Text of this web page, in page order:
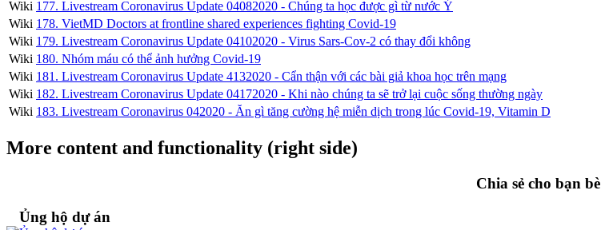
Wiki 177. Livestream Coronavirus Update 04082020 - Chúng ta học được gì từ nước Ý
Wiki 178. VietMD Doctors at frontline shared experiences fighting Covid-19
Wiki 179. Livestream Coronavirus Update 04102020 - Virus Sars-Cov-2 có thay đổi không
Wiki 180. Nhóm máu có thể ảnh hưởng Covid-19
Wiki 181. Livestream Coronavirus Update 4132020 - Cẩn thận với các bài giả khoa học trên mạng
Wiki 182. Livestream Coronavirus Update 04172020 - Khi nào chúng ta sẽ trở lại cuộc sống thường ngày
Wiki 183. Livestream Coronavirus 042020 - Ăn gì tăng cường hệ miễn dịch trong lúc Covid-19, Vitamin D
More content and functionality (right side)
Chia sẻ cho bạn bè
Ủng hộ dự án